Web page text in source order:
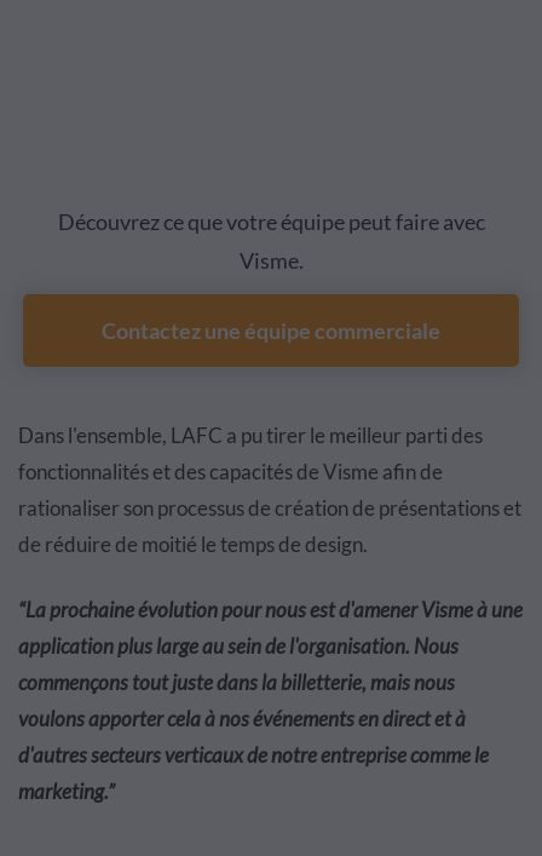
Découvrez ce que votre équipe peut faire avec
Visme.
Contactez une équipe commerciale
Dans l'ensemble, LAFC a pu tirer le meilleur parti des
fonctionnalités et des capacités de Visme afin de
rationaliser son processus de création de présentations et
de réduire de moitié le temps de design.
“La prochaine évolution pour nous est d'amener Visme à une
application plus large au sein de l'organisation. Nous
commençons tout juste dans la billetterie, mais nous
voulons apporter cela à nos événements en direct et à
d'autres secteurs verticaux de notre entreprise comme le
marketing.”